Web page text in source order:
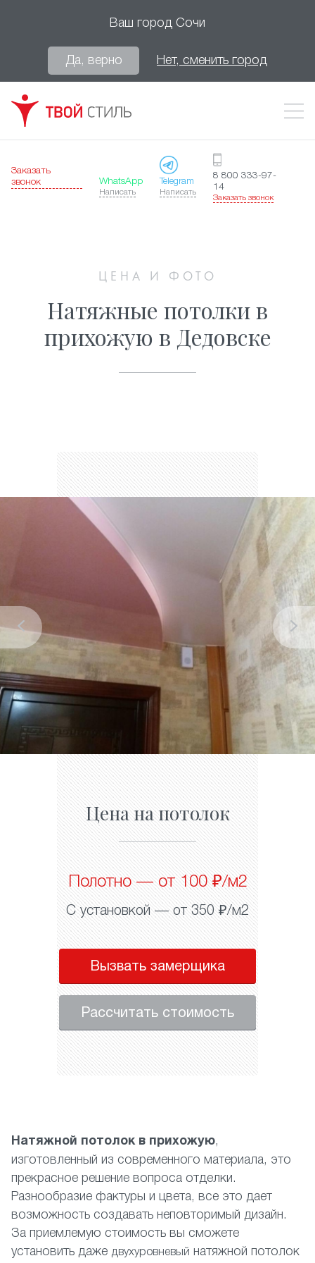
Ваш город Сочи
Да, верно Нет, сменить город
Заказать
звонок
WhatsApp
Написать
Telegram
Написать
8 800 333-97-
14
Заказать звонок
ЦЕНА И ФОТО
Натяжные потолки в
прихожую в Дедовске
Цена на потолок
Полотно — от 100 ₽/м2
С установкой — от 350 ₽/м2
Вызвать замерщика
Рассчитать стоимость
Натяжной потолок в прихожую,
изготовленный из современного материала, это
прекрасное решение вопроса отделки.
Разнообразие фактуры и цвета, все это дает
возможность создавать неповторимый дизайн.
За приемлемую стоимость вы сможете
установить даже двухуровневый натяжной потолок